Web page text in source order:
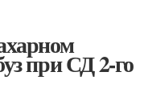
при СД 2-го